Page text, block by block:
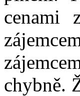
cenami
chybně.